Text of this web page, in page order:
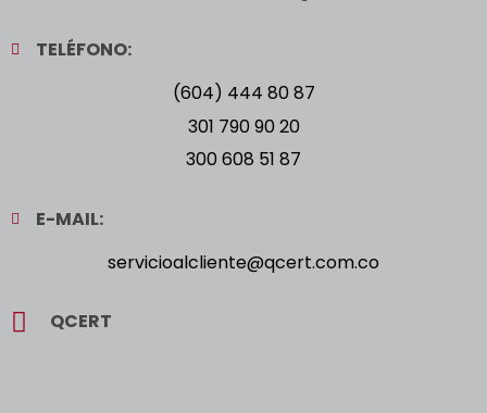
TELÉFONO:
(604) 444 80 87
301 790 90 20
300 608 51 87
E-MAIL:
servicioalcliente@qcert.com.co
QCERT